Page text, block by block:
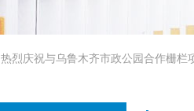
热烈庆祝与乌鲁木齐市政公园合作栅栏